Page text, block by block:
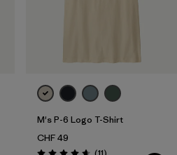
M's P-6 Logo T-Shirt
CHF 49
Rezensionen